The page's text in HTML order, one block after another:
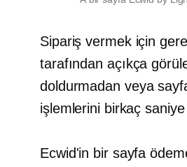
Sipariş vermek için
tarafından açıkça
doldurmadan veya
işlemlerini birkaç
Ecwid'in bir sayfa